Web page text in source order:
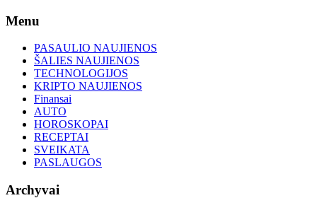
Skip
content
Menu
PASAULIO NAUJIENOS
ŠALIES NAUJIENOS
TECHNOLOGIJOS
KRIPTO NAUJIENOS
Finansai
AUTO
HOROSKOPAI
RECEPTAI
SVEIKATA
PASLAUGOS
Archyvai